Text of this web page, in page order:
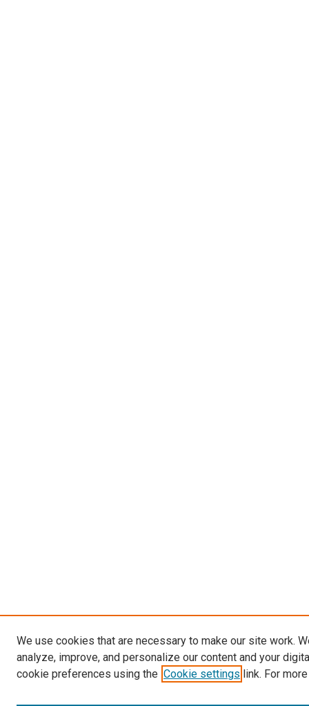
We use cookies that are necessary to make our site work.
analyze, improve, and personalize our content and your
cookie preferences using the Cookie settings link. For